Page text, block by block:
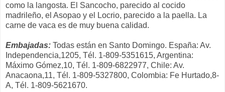
como la langosta. El Sancocho, parecido al cocido
madrileño, el Asopao y el Locrio, parecido a la paella. La
carne de vaca es de muy buena calidad.
Embajadas: Todas están en Santo Domingo. España: Av.
Independencia,1205, Tél. 1-809-5351615, Argentina:
Máximo Gómez,10, Tél. 1-809-6822977, Chile: Av.
Anacaona,11, Tél. 1-809-5327800, Colombia: Fe Hurtado,8-
A, Tél. 1-809-5621670.